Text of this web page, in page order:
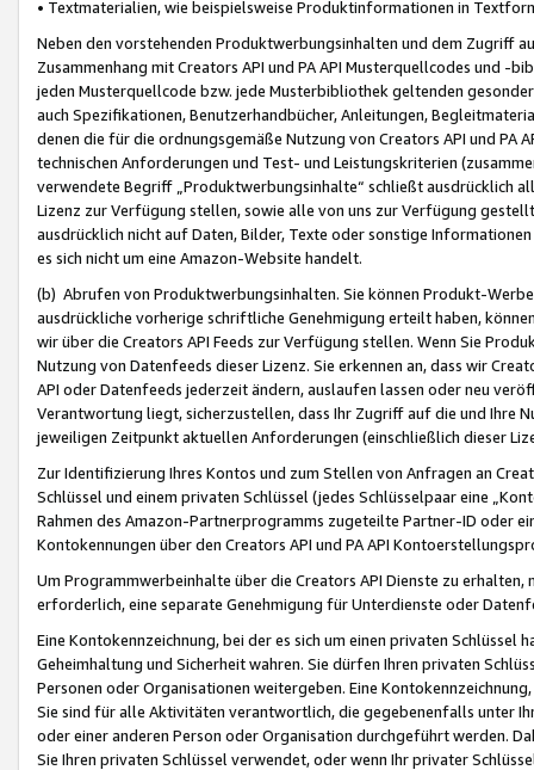
• Textmaterialien, wie beispielsweise Produktinformationen in
Neben den vorstehenden Produktwerbungsinhalten und dem Zugriff
Zusammenhang mit Creators API und PA API Musterquellcodes und
jeden Musterquellcode bzw. jede Musterbibliothek geltenden
auch Spezifikationen, Benutzerhandbücher, Anleitungen,
denen die für die ordnungsgemäße Nutzung von Creators API und PA
technischen Anforderungen und Test- und Leistungskriterien
verwendete Begriff „Produktwerbungsinhalte“ schließt ausdrücklich
Lizenz zur Verfügung stellen, sowie alle von uns zur Verfügung
ausdrücklich nicht auf Daten, Bilder, Texte oder sonstige
es sich nicht um eine Amazon-Website handelt.
(b) Abrufen von Produktwerbungsinhalten. Sie können Produkt-
ausdrückliche vorherige schriftliche Genehmigung erteilt haben,
wir über die Creators API Feeds zur Verfügung stellen. Wenn Sie
Nutzung von Datenfeeds dieser Lizenz. Sie erkennen an, dass wir
API oder Datenfeeds jederzeit ändern, auslaufen lassen oder neu
Verantwortung liegt, sicherzustellen, dass Ihr Zugriff auf die und Ihre
jeweiligen Zeitpunkt aktuellen Anforderungen (einschließlich dieser
Zur Identifizierung Ihres Kontos und zum Stellen von Anfragen an
Schlüssel und einem privaten Schlüssel (jedes Schlüsselpaar eine
Rahmen des Amazon-Partnerprogramms zugeteilte Partner-ID oder
Kontokennungen über den Creators API und PA API
Um Programmwerbeinhalte über die Creators API Dienste zu
erforderlich, eine separate Genehmigung für Unterdienste oder
Eine Kontokennzeichnung, bei der es sich um einen privaten
Geheimhaltung und Sicherheit wahren. Sie dürfen Ihren privaten
Personen oder Organisationen weitergeben. Eine
Sie sind für alle Aktivitäten verantwortlich, die gegebenenfalls unter
oder einer anderen Person oder Organisation durchgeführt werden.
Sie Ihren privaten Schlüssel verwendet, oder wenn Ihr privater